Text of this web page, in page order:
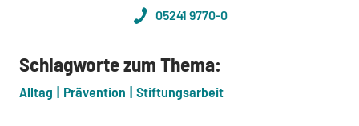
05241 9770-0
Schlagworte zum Thema:
Alltag Prävention Stiftungsarbeit